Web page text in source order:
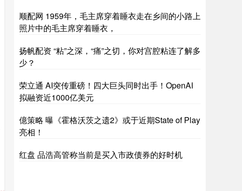
顺配网 1959年，毛主席穿着睡衣走在乡间的小路上
照片中的毛主席穿着睡衣，
扬帆配资 “粘”之深，“痛”之切，你对宫腔粘连了解多
少？
荣立通 AI突传重磅！四大巨头同时出手！OpenAI
拟融资近1000亿美元
億策略 曝《霍格沃茨之遗2》或于近期State of Play
亮相！
红盘 品浩高管称当前是买入市政债券的好时机